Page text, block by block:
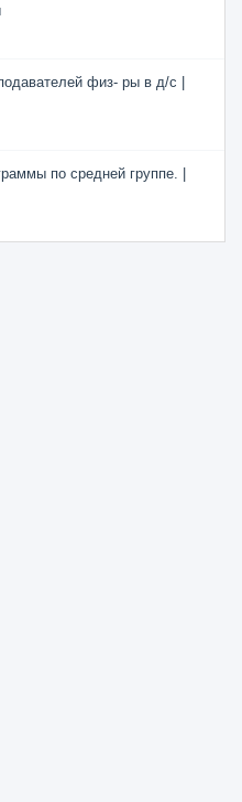
физ- ры в д/с |
по средней группе. |